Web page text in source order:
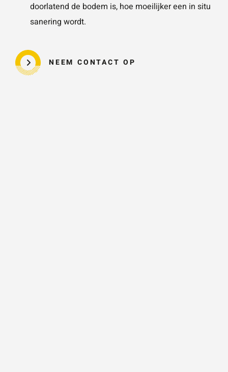
doorlatend de bodem is, hoe moeilijker een in situ
sanering wordt.
NEEM CONTACT OP